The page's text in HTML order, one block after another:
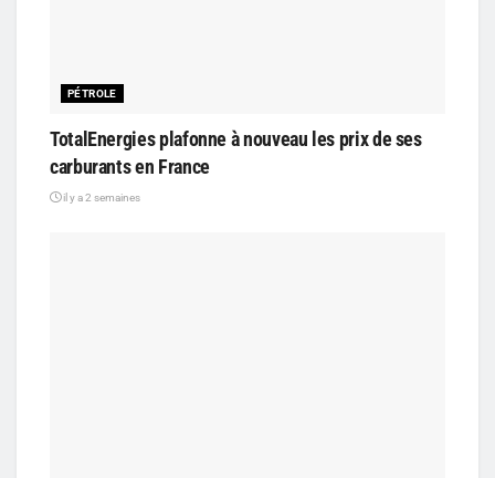
PÉTROLE
TotalEnergies plafonne à nouveau les prix de ses
carburants en France
il y a 2 semaines